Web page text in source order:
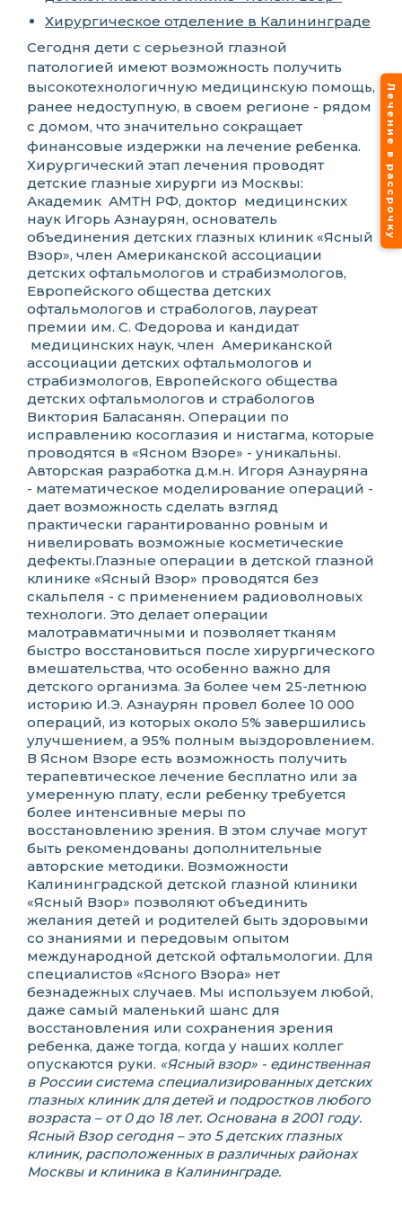
Хирургическое отделение в Калининграде
Сегодня дети с серьезной глазной
патологией имеют возможность получить
высокотехнологичную медицинскую помощь,
ранее недоступную, в своем регионе - рядом
с домом, что значительно сокращает
финансовые издержки на лечение ребенка.
Хирургический этап лечения проводят
детские глазные хирурги из Москвы:
Академик АМТН РФ, доктор медицинских
наук Игорь Азнаурян, основатель
объединения детских глазных клиник «Ясный
Взор», член Американской ассоциации
детских офтальмологов и страбизмологов,
Европейского общества детских
офтальмологов и страбологов, лауреат
премии им. С. Федорова и кандидат
медицинских наук, член Американской
ассоциации детских офтальмологов и
страбизмологов, Европейского общества
детских офтальмологов и страбологов
Виктория Баласанян. Операции по
исправлению косоглазия и нистагма, которые
проводятся в «Ясном Взоре» - уникальны.
Авторская разработка д.м.н. Игоря Азнауряна
- математическое моделирование операций -
дает возможность сделать взгляд
практически гарантированно ровным и
нивелировать возможные косметические
дефекты.Глазные операции в детской глазной
клинике «Ясный Взор» проводятся без
скальпеля - с применением радиоволновых
технологи. Это делает операции
малотравматичными и позволяет тканям
быстро восстановиться после хирургического
вмешательства, что особенно важно для
детского организма. За более чем 25-летнюю
историю И.Э. Азнаурян провел более 10 000
операций, из которых около 5% завершились
улучшением, а 95% полным выздоровлением.
В Ясном Взоре есть возможность получить
терапевтическое лечение бесплатно или за
умеренную плату, если ребенку требуется
более интенсивные меры по
восстановлению зрения. В этом случае могут
быть рекомендованы дополнительные
авторские методики. Возможности
Калининградской детской глазной клиники
«Ясный Взор» позволяют объединить
желания детей и родителей быть здоровыми
со знаниями и передовым опытом
международной детской офтальмологии. Для
специалистов «Ясного Взора» нет
безнадежных случаев. Мы используем любой,
даже самый маленький шанс для
восстановления или сохранения зрения
ребенка, даже тогда, когда у наших коллег
опускаются руки. «Ясный взор» - единственная
в России система специализированных детских
глазных клиник для детей и подростков любого
возраста – от 0 до 18 лет. Основана в 2001 году.
Ясный Взор сегодня – это 5 детских глазных
клиник, расположенных в различных районах
Москвы и клиника в Калининграде.
Лечение в рассрочку